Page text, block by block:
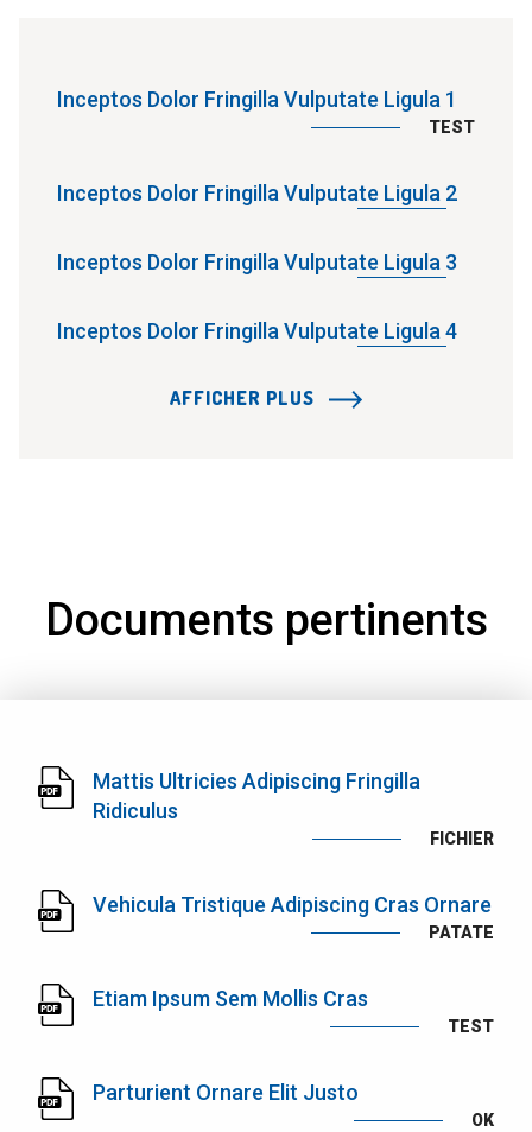
Inceptos Dolor Fringilla Vulputate Ligula 1
TEST
Inceptos Dolor Fringilla Vulputate Ligula 2
Inceptos Dolor Fringilla Vulputate Ligula 3
Inceptos Dolor Fringilla Vulputate Ligula 4
AFFICHER PLUS
Documents pertinents
Mattis Ultricies Adipiscing Fringilla
Ridiculus
FICHIER
Vehicula Tristique Adipiscing Cras Ornare
PATATE
Etiam Ipsum Sem Mollis Cras
TEST
Parturient Ornare Elit Justo
OK